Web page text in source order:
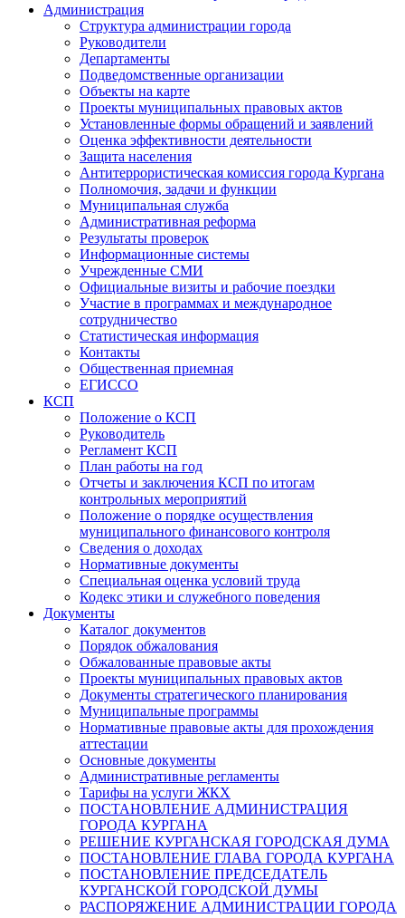
Администрация
Структура администрации города
Руководители
Департаменты
Подведомственные организации
Объекты на карте
Проекты муниципальных правовых актов
Установленные формы обращений и заявлений
Оценка эффективности деятельности
Защита населения
Антитеррористическая комиссия города Кургана
Полномочия, задачи и функции
Муниципальная служба
Административная реформа
Результаты проверок
Информационные системы
Учрежденные СМИ
Официальные визиты и рабочие поездки
Участие в программах и международное
сотрудничество
Статистическая информация
Контакты
Общественная приемная
ЕГИССО
КСП
Положение о КСП
Руководитель
Регламент КСП
План работы на год
Отчеты и заключения КСП по итогам
контрольных мероприятий
Положение о порядке осуществления
муниципального финансового контроля
Сведения о доходах
Нормативные документы
Специальная оценка условий труда
Кодекс этики и служебного поведения
Документы
Каталог документов
Порядок обжалования
Обжалованные правовые акты
Проекты муниципальных правовых актов
Документы стратегического планирования
Муниципальные программы
Нормативные правовые акты для прохождения
аттестации
Основные документы
Административные регламенты
Тарифы на услуги ЖКХ
ПОСТАНОВЛЕНИЕ АДМИНИСТРАЦИЯ
ГОРОДА КУРГАНА
РЕШЕНИЕ КУРГАНСКАЯ ГОРОДСКАЯ ДУМА
ПОСТАНОВЛЕНИЕ ГЛАВА ГОРОДА КУРГАНА
ПОСТАНОВЛЕНИЕ ПРЕДСЕДАТЕЛЬ
КУРГАНСКОЙ ГОРОДСКОЙ ДУМЫ
РАСПОРЯЖЕНИЕ АДМИНИСТРАЦИИ ГОРОДА